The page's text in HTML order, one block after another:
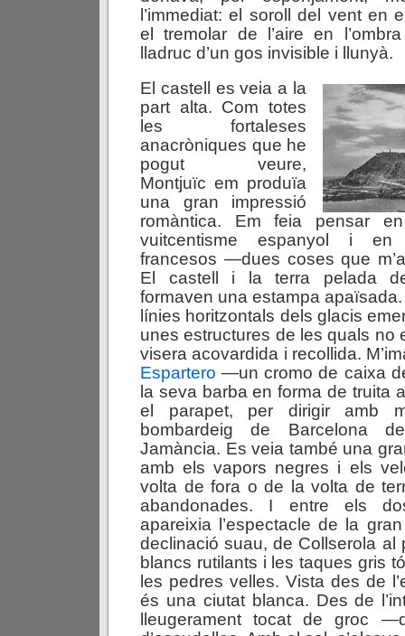
l’immediat: el soroll del vent en
el tremolar de l’aire en
lladruc d’un gos invisible i llunyà.
El castell es veia a la
part alta. Com totes
les fortaleses
anacròniques que he
pogut veure,
Montjuïc em produïa
una gran impressió
romàntica. Em feia pensar
vuitcentisme espanyol i en
francesos —dues coses que
El castell i la terra pelada
formaven una estampa
línies horitzontals dels glacis
unes estructures de les quals no
visera acovardida i recollida.
Espartero —un cromo de caixa
la seva barba en forma de truita
el parapet, per dirigir amb
bombardeig de Barcelona
Jamància. Es veia també una
amb els vapors negres i els
volta de fora o de la volta de
abandonades. I entre els
apareixia l’espectacle de la
declinació suau, de Collserola al
blancs rutilants i les taques gris
les pedres velles. Vista des de
és una ciutat blanca. Des de
lleugerament tocat de groc